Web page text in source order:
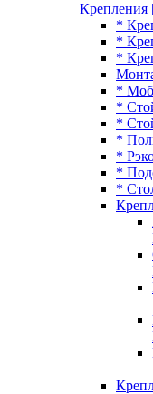
Крепления
*
*
*
*
*
*
*
*
*
*